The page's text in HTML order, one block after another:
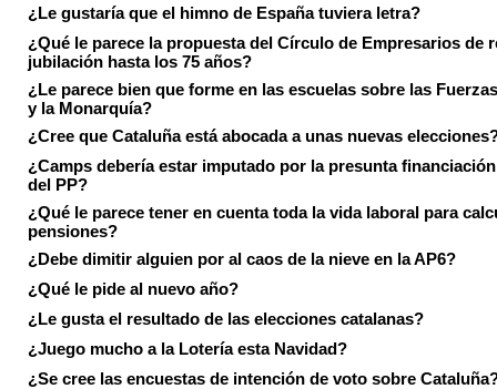
¿Le gustaría que el himno de España tuviera letra?
¿Qué le parece la propuesta del Círculo de Empresarios de
jubilación hasta los 75 años?
¿Le parece bien que forme en las escuelas sobre las
y la Monarquía?
¿Cree que Cataluña está abocada a unas nuevas
¿Camps debería estar imputado por la presunta
del PP?
¿Qué le parece tener en cuenta toda la vida laboral para
pensiones?
¿Debe dimitir alguien por al caos de la nieve en la AP6?
¿Qué le pide al nuevo año?
¿Le gusta el resultado de las elecciones catalanas?
¿Juego mucho a la Lotería esta Navidad?
¿Se cree las encuestas de intención de voto sobre